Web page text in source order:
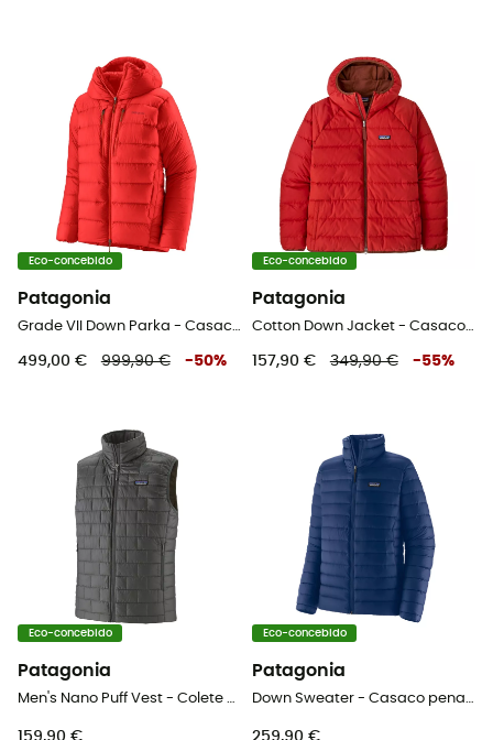
Eco-concebido
Patagonia
499,00 € 999,90 € -50%
Eco-concebido
Patagonia
157,90 € 349,90 € -55%
Eco-concebido
Patagonia
Eco-concebido
Patagonia